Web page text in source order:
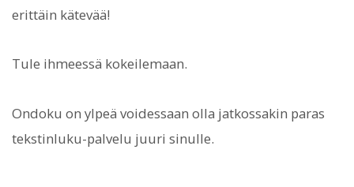
erittäin kätevää!
Tule ihmeessä kokeilemaan.
Ondoku on ylpeä voidessaan olla jatkossakin paras
tekstinluku-palvelu juuri sinulle.